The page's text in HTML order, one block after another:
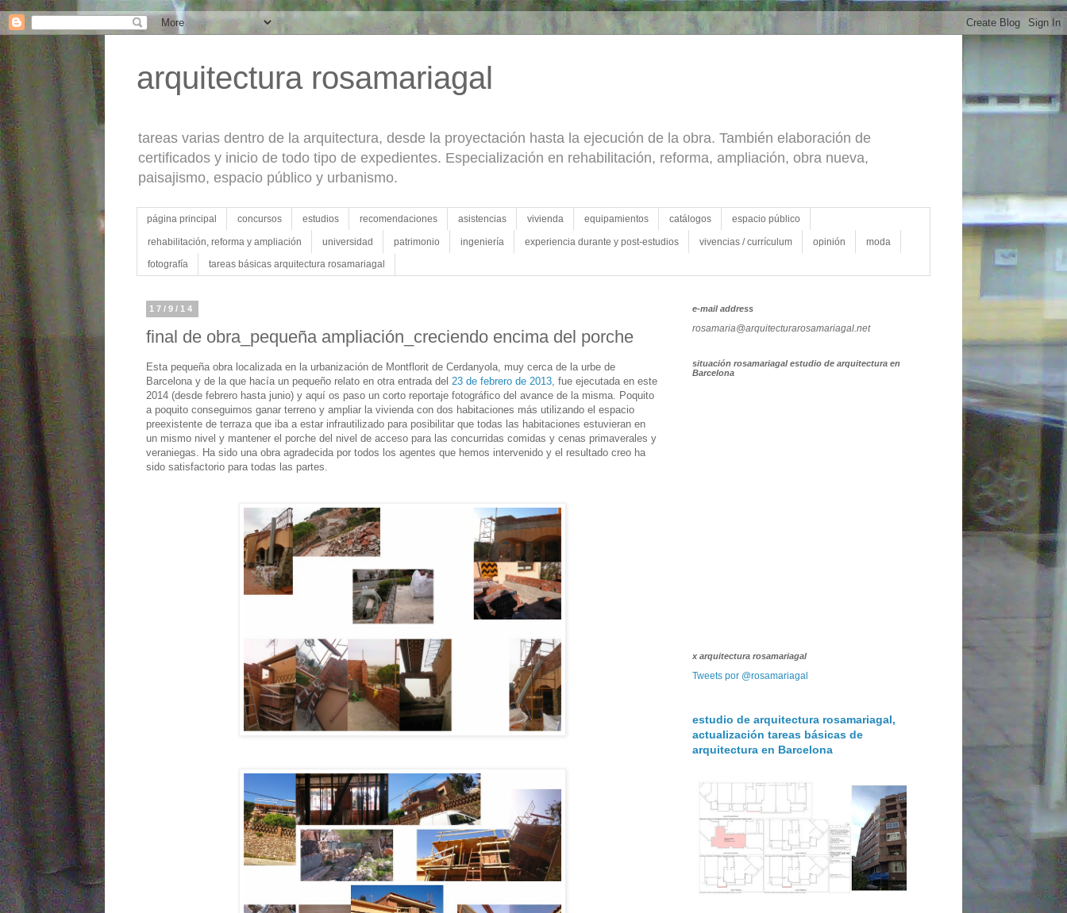
">">
arquitectura rosamariagal
tareas varias dentro de la arquitectura, desde la proyectación hasta la ejecución de la obra. También elaboración de
certificados y inicio de todo tipo de expedientes. Especialización en rehabilitación, reforma, ampliación, obra nueva,
paisajismo, espacio público y urbanismo.
página principal concursos estudios recomendaciones asistencias vivienda equipamientos catálogos espacio público
rehabilitación, reforma y ampliación universidad patrimonio ingeniería experiencia durante y post-estudios vivencias / currículum opinión moda
fotografía tareas básicas arquitectura rosamariagal
17/9/14
final de obra_pequeña ampliación_creciendo encima del porche
Esta pequeña obra localizada en la urbanización de Montflorit de Cerdanyola, muy cerca de la urbe de
Barcelona y de la que hacía un pequeño relato en otra entrada del 23 de febrero de 2013 , fue ejecutada en este
2014 (desde febrero hasta junio) y aquí os paso un corto reportaje fotográfico del avance de la misma. Poquito
a poquito conseguimos ganar terreno y ampliar la vivienda con dos habitaciones más utilizando el espacio
preexistente de terraza que iba a estar infrautilizado para posibilitar que todas las habitaciones estuvieran en
un mismo nivel y mantener el porche del nivel de acceso para las concurridas comidas y cenas primaverales y
veraniegas. Ha sido una obra agradecida por todos los agentes que hemos intervenido y el resultado creo ha
sido satisfactorio para todas las partes.
e-mail address
rosamaria@arquitecturarosamariagal.net
situación rosamariagal estudio de arquitectura en
Barcelona
x arquitectura rosamariagal
Tweets por @rosamariagal
estudio de arquitectura rosamariagal,
actualización tareas básicas de
arquitectura en Barcelona